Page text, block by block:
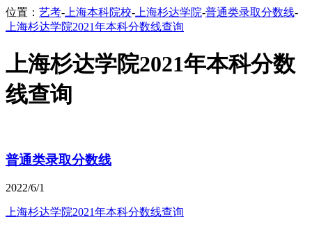
位置： 艺考- 上海本科院校- 上海杉达学院-普通类录取分数线-
上海杉达学院2021年本科分数线查询
上海杉达学院2021年本科分数
线查询
普通类录取分数线
2022/6/1
上海杉达学院2021年本科分数线查询